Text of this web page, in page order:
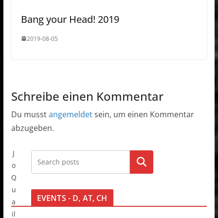
Bang your Head! 2019
2019-08-05
Schreibe einen Kommentar
Du musstangemeldetsein, um einen Kommentar
abzugeben.
J
o
Q
u
a
il
Go!
EVENTS - D, AT, CH